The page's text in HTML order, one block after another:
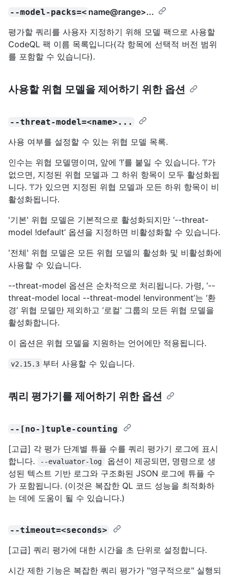
--model-packs=< name@range>...
평가할 쿼리를 사용자 지정하기 위해 모델 팩으로 사용할
CodeQL 팩 이름 목록입니다(각 항목에 선택적 버전 범위
를 포함할 수 있습니다).
사용할 위협 모델을 제어하기 위한 옵션
--threat-model=<name>...
사용 여부를 설정할 수 있는 위협 모델 목록.
인수는 위협 모델명이며, 앞에 ‘!’를 붙일 수 있습니다. ‘!’가
없으면, 지정된 위협 모델과 그 하위 항목이 모두 활성화됩
니다. ‘!’가 있으면 지정된 위협 모델과 모든 하위 항목이 비
활성화됩니다.
'기본' 위협 모델은 기본적으로 활성화되지만 ‘--threat-
model !default’ 옵션을 지정하면 비활성화할 수 있습니다.
'전체' 위협 모델은 모든 위협 모델의 활성화 및 비활성화에
사용할 수 있습니다.
--threat-model 옵션은 순차적으로 처리됩니다. 가령, ‘--
threat-model local --threat-model !environment’는 ‘환
경’ 위협 모델만 제외하고 ‘로컬’ 그룹의 모든 위협 모델을
활성화합니다.
이 옵션은 위협 모델을 지원하는 언어에만 적용됩니다.
v2.15.3 부터 사용할 수 있습니다.
쿼리 평가기를 제어하기 위한 옵션
--[no-]tuple-counting
[고급] 각 평가 단계별 튜플 수를 쿼리 평가기 로그에 표시
합니다.
--evaluator-log
옵션이 제공되면, 명령으로 생
성된 텍스트 기반 로그와 구조화된 JSON 로그에 튜플 수
가 포함됩니다. (이것은 복잡한 QL 코드 성능을 최적화하
는 데에 도움이 될 수 있습니다.)
--timeout=<seconds>
[고급] 쿼리 평가에 대한 시간을 초 단위로 설정합니다.
시간 제한 기능은 복잡한 쿼리 평가가 "영구적으로" 실행되